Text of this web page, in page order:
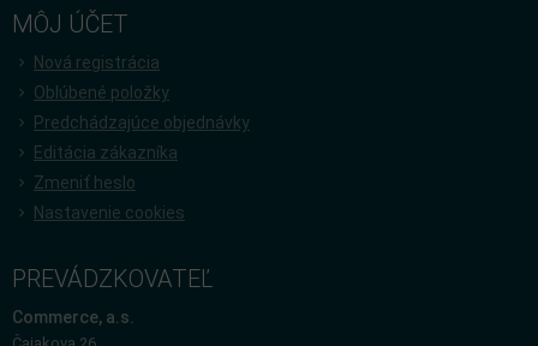
MÔJ ÚČET
Nová registrácia
Oblúbené položky
Predchádzajúce objednávky
Editácia zákazníka
Zmeniť heslo
Nastavenie cookies
PREVÁDZKOVATEĽ
Commerce, a.s.